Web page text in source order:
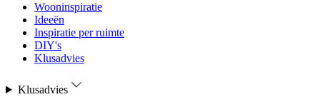
Wooninspiratie
Ideeën
Inspiratie per ruimte
DIY's
Klusadvies
Klusadvies